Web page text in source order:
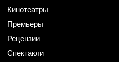
Кинотеатры
Премьеры
Рецензии
Спектакли